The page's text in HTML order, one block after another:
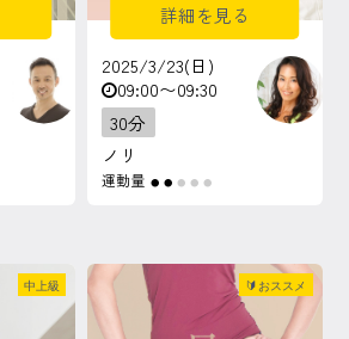
詳細を見る
2025/3/23(日)
09:00〜09:30
30分
ノリ
運動量 ● ● ● ● ●
中上級 🔰おススメ